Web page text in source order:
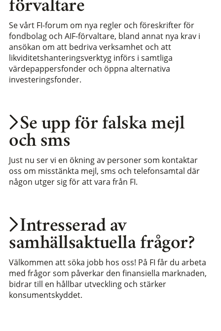
Intresserad av
samhällsaktuella frågor?
Välkommen att söka jobb hos oss! På FI får du arbeta
med frågor som påverkar den finansiella marknaden,
bidrar till en hållbar utveckling och stärker
konsumentskyddet.
Se upp för falska mejl
och sms
Just nu ser vi en ökning av personer som kontaktar
oss om misstänkta mejl, sms och telefonsamtal där
någon utger sig för att vara från FI.
förvaltare
Se vårt FI-forum om nya regler och föreskrifter för
fondbolag och AIF-förvaltare, bland annat nya krav i
ansökan om att bedriva verksamhet och att
likviditetshanteringsverktyg införs i samtliga
värdepappersfonder och öppna alternativa
investeringsfonder.